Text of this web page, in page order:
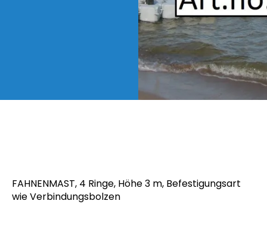
FAHNENMAST, 4 Ringe, Höhe 3 m, Befestigungsart
wie Verbindungsbolzen